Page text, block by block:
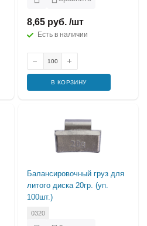
8,65 руб. /шт
Есть в наличии
В КОРЗИНУ
Балансировочный груз для
литого диска 20гр. (уп.
100шт.)
0320